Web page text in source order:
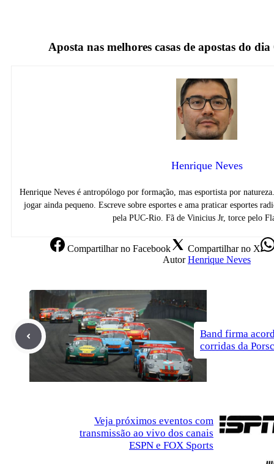
Aposta nas melhores casas de apostas do
Henrique Neves
Henrique Neves é antropólogo por formação, mas esportista por
jogar ainda pequeno. Escreve sobre esportes e ama praticar esportes
pela PUC-Rio. Fã de Vinicius Jr, torce pelo
Compartilharno Facebook Compartilharno X
Autor Henrique Neves
Band firma
corridas da
Veja próximos eventos com
transmissão ao vivo dos canais
ESPN e FOX Sports